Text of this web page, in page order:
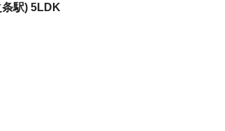
駅) 5LDK